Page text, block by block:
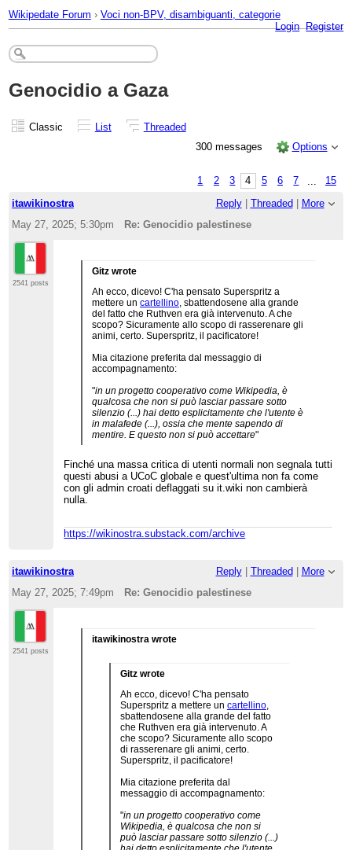
Wikipedate Forum › Voci non-BPV, disambiguanti, categorie
Login Register
Genocidio a Gaza
Classic List
Threaded
300 messages
Options
1 2 3 4 5 6 7
15
itawikinostra
Reply| Threaded
More
May 27, 2025; 5:30pm
Re: Genocidio palestinese
2541 posts
Gitz wrote
Ah ecco, dicevo! C'ha pensato Superspritz a
mettere uncartellino, sbattendosene alla grande
del fatto che Ruthven era già intervenuto. A che
scopo? Sicuramente allo scopo di rasserenare gli
animi, certo. Superspritz, il pacificatore!
Mia citazione preferita dal messaggio di
accompagnamento:
"in un progetto cooperativo come Wikipedia, è
qualcosa che non si può lasciar passare sotto
silenzio (...) hai detto esplicitamente che l'utente è
in malafede (...), ossia che mente sapendo di
mentire. E questo non si può accettare"
Finché una massa critica di utenti normali non segnala tutti
questi abusi a UCoC globale e quest'ultima non fa come
con gli admin croati deflaggati su it.wiki non cambierà
nulla.
https://wikinostra.substack.com/archive
itawikinostra Reply| Threaded
More
May 27, 2025; 7:49pm
Re: Genocidio palestinese
2541 posts
itawikinostra wrote
Gitz wrote
Ah ecco, dicevo! C'ha pensato
Superspritz a mettere un cartellino,
sbattendosene alla grande del fatto
che Ruthven era già intervenuto. A
che scopo? Sicuramente allo scopo
di rasserenare gli animi, certo.
Superspritz, il pacificatore!
Mia citazione preferita dal
messaggio di accompagnamento:
"in un progetto cooperativo come
Wikipedia, è qualcosa che non si
può lasciar passare sotto silenzio (...)